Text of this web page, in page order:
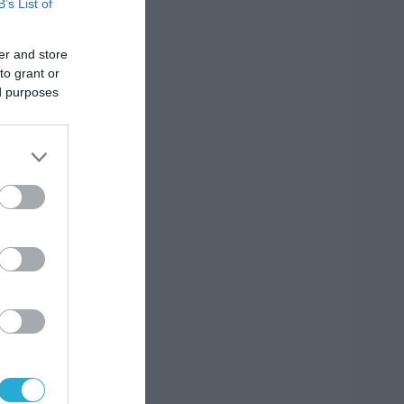
List of
and store
grant or
purposes